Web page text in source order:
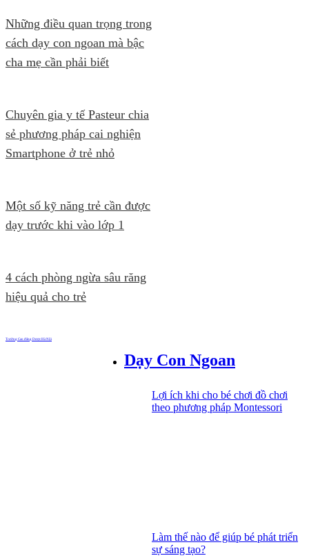
Những điều quan trọng trong
cách dạy con ngoan mà bậc
cha mẹ cần phải biết
Chuyên gia y tế Pasteur chia
sẻ phương pháp cai nghiện
Smartphone ở trẻ nhỏ
Một số kỹ năng trẻ cần được
dạy trước khi vào lớp 1
4 cách phòng ngừa sâu răng
hiệu quả cho trẻ
Dạy Con Ngoan
Lợi ích khi cho bé chơi đồ chơi
theo phương pháp Montessori
Làm thế nào để giúp bé phát triển
sự sáng tạo?
Trường Cao đẳng Dược Hà Nội